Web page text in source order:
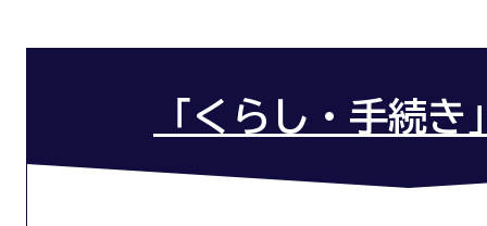
「くらし・手続き